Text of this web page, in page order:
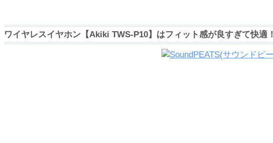
ワイヤレスイヤホン【Akiki TWS-P10】はフィット感が良すぎて快適！